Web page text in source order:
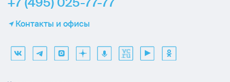
Контакты и офисы